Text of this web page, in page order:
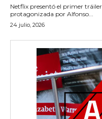
Netflix presentó el primer
protagonizada por Alfonso...
24 julio, 2026